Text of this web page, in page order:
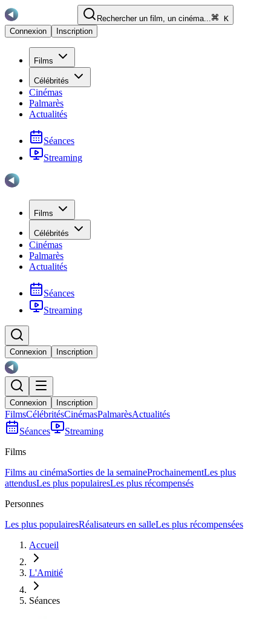
Rechercher un film, un cinéma...
K
Connexion
Inscription
Films
Célébrités
Cinémas
Palmarès
Actualités
Séances
Streaming
Films
Célébrités
Cinémas
Palmarès
Actualités
Séances
Streaming
Connexion Inscription
Connexion Inscription
FilmsCélébritésCinémasPalmarèsActualités
Séances
Streaming
Films
Films au cinémaSorties de la semaineProchainementLes plus
attendusLes plus populairesLes plus récompensés
Personnes
Les plus populairesRéalisateurs en salleLes plus récompensées
Accueil
L'Amitié
Séances